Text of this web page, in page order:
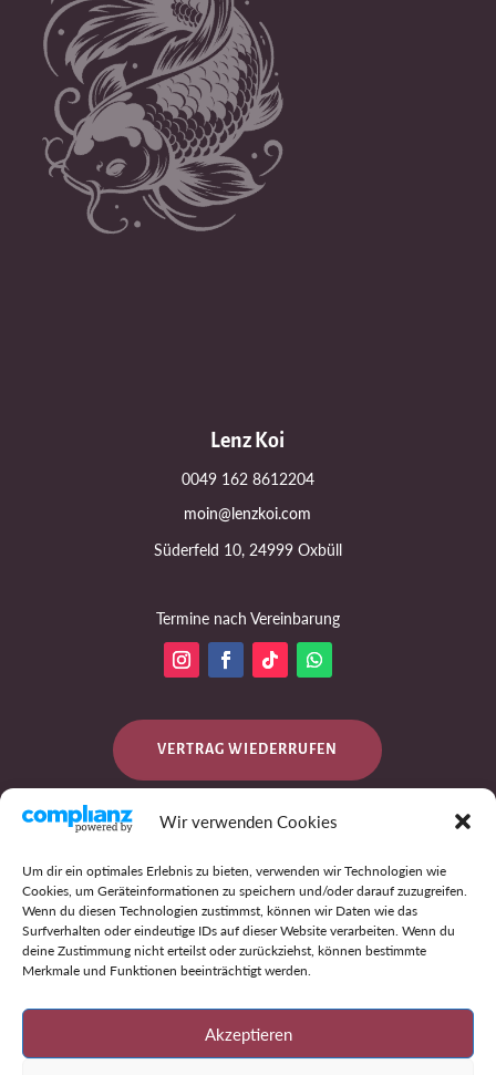
Wir verwenden Cookies
Um dir ein optimales Erlebnis zu bieten, verwenden wir Technologien wie
Cookies, um Geräteinformationen zu speichern und/oder darauf zuzugreifen.
Wenn du diesen Technologien zustimmst, können wir Daten wie das
Surfverhalten oder eindeutige IDs auf dieser Website verarbeiten. Wenn du
deine Zustimmung nicht erteilst oder zurückziehst, können bestimmte
Merkmale und Funktionen beeinträchtigt werden.
Akzeptieren
Lenz Koi
0049 162 8612204
moin@lenzkoi.com
Süderfeld 10, 24999 Oxbüll
Termine nach Vereinbarung
VERTRAG WIEDERRUFEN
IMPRESSUM
AGB